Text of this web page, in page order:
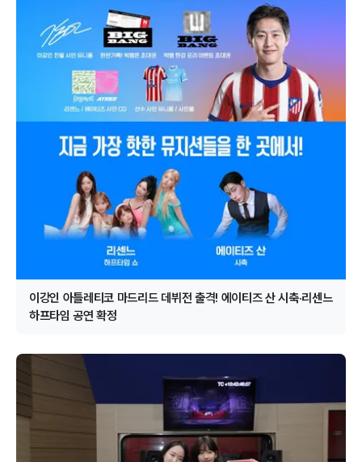
이강인 아틀레티코 마드리드 데뷔전 출격! 에이티즈 산 시축·리센느
하프타임 공연 확정